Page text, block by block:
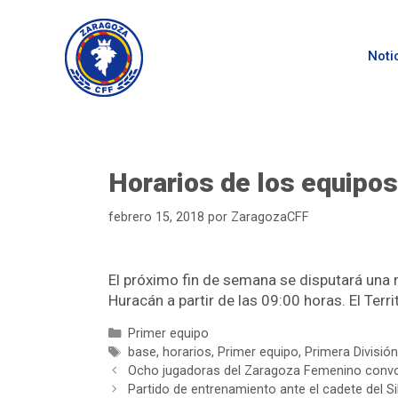
Horarios de los
febrero 15, 2018 por ZaragozaCFF
El próximo fin de semana se disputará una
Huracán a partir de las 09:00 horas. El
Primer equipo
base, horarios, Primer equipo, Primera División
Ocho jugadoras del Zaragoza Femenino
Partido de entrenamiento ante el cadete del